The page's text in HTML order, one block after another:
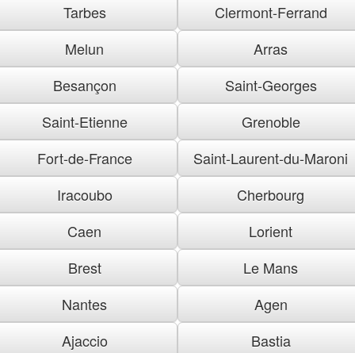
Tarbes
Clermont-Ferrand
Melun
Arras
Besançon
Saint-Georges
Saint-Etienne
Grenoble
Fort-de-France
Saint-Laurent-du-Maroni
Iracoubo
Cherbourg
Caen
Lorient
Brest
Le Mans
Nantes
Agen
Ajaccio
Bastia